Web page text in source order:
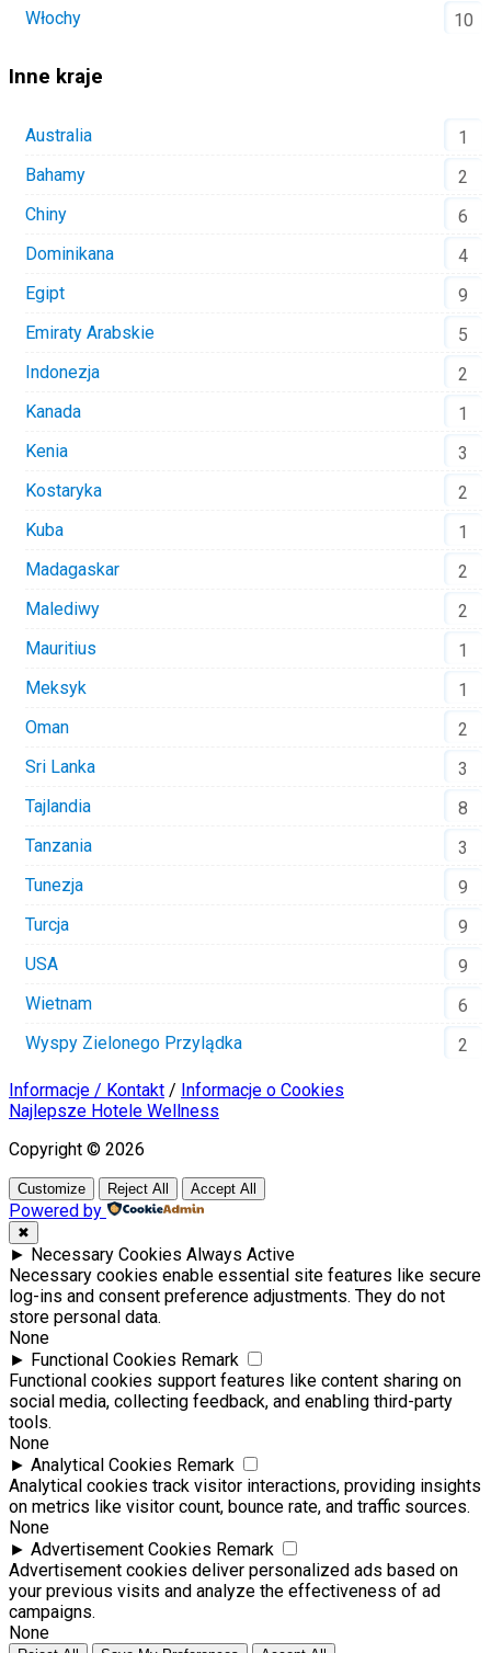
Włochy
10
Inne kraje
Australia
1
Bahamy
2
Chiny
6
Dominikana
4
Egipt
9
Emiraty Arabskie
5
Indonezja
2
Kanada
1
Kenia
3
Kostaryka
2
Kuba
1
Madagaskar
2
Malediwy
2
Mauritius
1
Meksyk
1
Oman
2
Sri Lanka
3
Tajlandia
8
Tanzania
3
Tunezja
9
Turcja
9
USA
9
Wietnam
6
Wyspy Zielonego Przylądka
2
Informacje / Kontakt / Informacje o Cookies
Najlepsze Hotele Wellness
Copyright © 2026
Customize Reject All Accept All
Powered by
✖
► Necessary Cookies Always Active
Necessary cookies enable essential site features like secure
log-ins and consent preference adjustments. They do not
store personal data.
None
► Functional Cookies Remark
Functional cookies support features like content sharing on
social media, collecting feedback, and enabling third-party
tools.
None
► Analytical Cookies Remark
Analytical cookies track visitor interactions, providing insights
on metrics like visitor count, bounce rate, and traffic sources.
None
► Advertisement Cookies Remark
Advertisement cookies deliver personalized ads based on
your previous visits and analyze the effectiveness of ad
campaigns.
None